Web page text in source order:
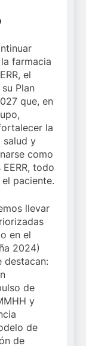
farmacia
el
Plan
que, en
la
salud y
como
todo
paciente.
llevar
en el
2024)
destacan:
de
y
de
de